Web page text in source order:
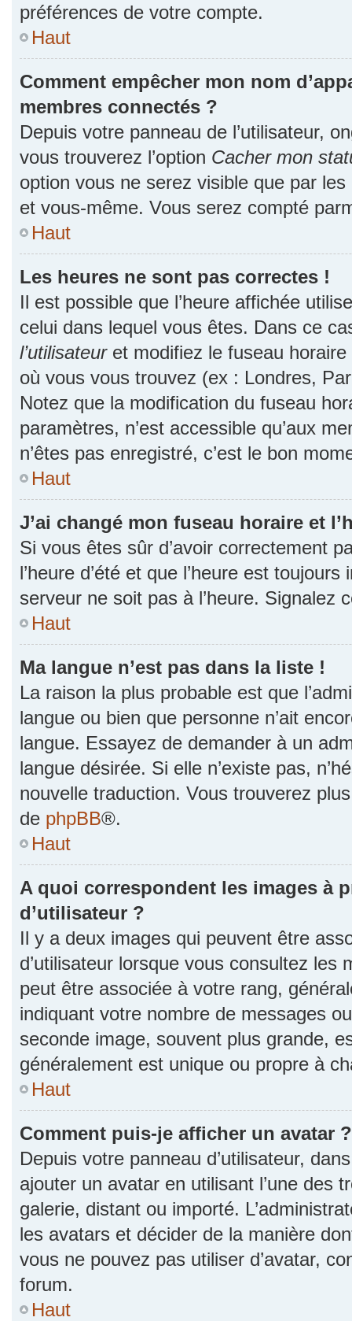
préférences de votre compte.
Haut
Comment empêcher mon nom
membres connectés ?
Depuis votre panneau de l’utilisateur,
vous trouverez l’option Cacher mon
option vous ne serez visible que par
et vous-même. Vous serez compté
Haut
Les heures ne sont pas correctes !
Il est possible que l’heure affichée
celui dans lequel vous êtes. Dans ce
l’utilisateuret modifiez le fuseau horaire
où vous vous trouvez (ex : Londres,
Notez que la modification du fuseau
paramètres, n’est accessible qu’aux
n’êtes pas enregistré, c’est le bon
Haut
J’ai changé mon fuseau horaire et
Si vous êtes sûr d’avoir correctement
l’heure d’été et que l’heure est
serveur ne soit pas à l’heure. Signalez
Haut
Ma langue n’est pas dans la liste !
La raison la plus probable est que
langue ou bien que personne n’ait
langue. Essayez de demander à un
langue désirée. Si elle n’existe pas,
nouvelle traduction. Vous trouverez
de phpBB®.
Haut
A quoi correspondent les images à
d’utilisateur ?
Il y a deux images qui peuvent être
d’utilisateur lorsque vous consultez les
peut être associée à votre rang,
indiquant votre nombre de messages
seconde image, souvent plus grande,
généralement est unique ou propre à
Haut
Comment puis-je afficher un avatar ?
Depuis votre panneau d’utilisateur,
ajouter un avatar en utilisant l’une des
galerie, distant ou importé.
les avatars et décider de la manière
vous ne pouvez pas utiliser d’avatar,
forum.
Haut